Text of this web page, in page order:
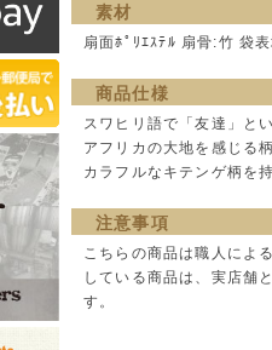
素材
扇面ﾎﾟﾘｴｽﾃﾙ 扇骨:竹 袋
商品仕様
スワヒリ語で「友達」と
アフリカの大地を感じる
カラフルなキテンゲ柄を
注意事項
こちらの商品は職人によ
している商品は、実店舗
す。